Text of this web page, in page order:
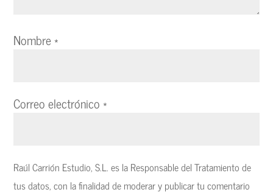
Nombre*
Correo electrónico*
Raúl Carrión Estudio, S.L. es la Responsable del Tratamiento de
tus datos, con la finalidad de moderar y publicar tu comentario